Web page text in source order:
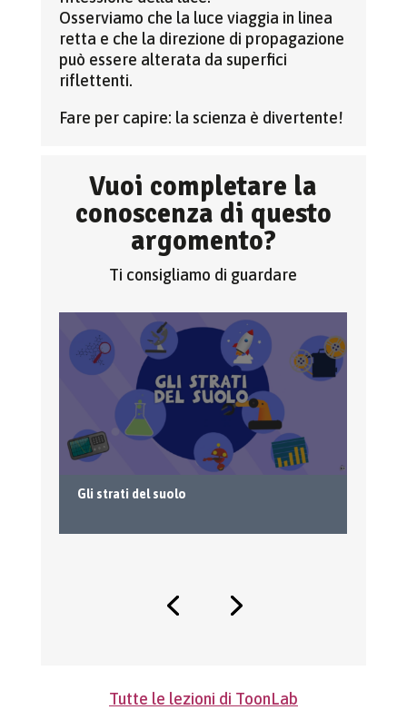
Osserviamo che la luce viaggia in linea
retta e che la direzione di propagazione
può essere alterata da superfici
riflettenti.
Fare per capire: la scienza è divertente!
Vuoi completare la
conoscenza di questo
argomento?
Ti consigliamo di guardare
Gli strati del suolo
Tutte le lezioni di ToonLab